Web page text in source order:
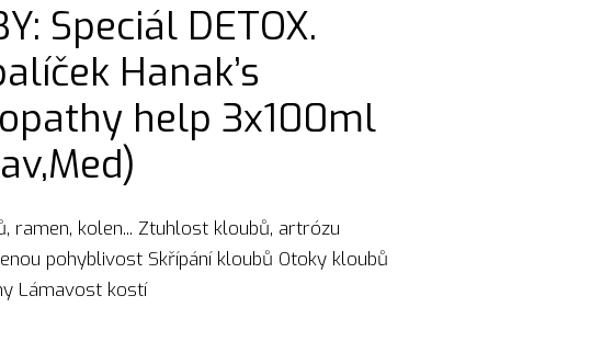
Speciál DETOX.
Hanak’s
help 3x100ml
ramen, kolen... Ztuhlost kloubů, artrózu
pohyblivost Skřípání kloubů Otoky kloubů
Lámavost kostí